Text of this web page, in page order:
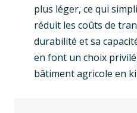
plus léger, ce qui
réduit les coûts de
durabilité et sa
en font un choix
bâtiment agricole en